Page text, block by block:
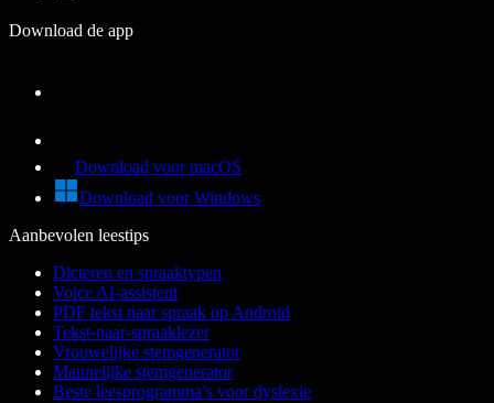
Download de app
Download voor macOS
Download voor Windows
Aanbevolen leestips
Dicteren en spraaktypen
Voice AI-assistent
PDF tekst naar spraak op Android
Tekst-naar-spraaklezer
Vrouwelijke stemgenerator
Mannelijke stemgenerator
Beste leesprogramma’s voor dyslexie